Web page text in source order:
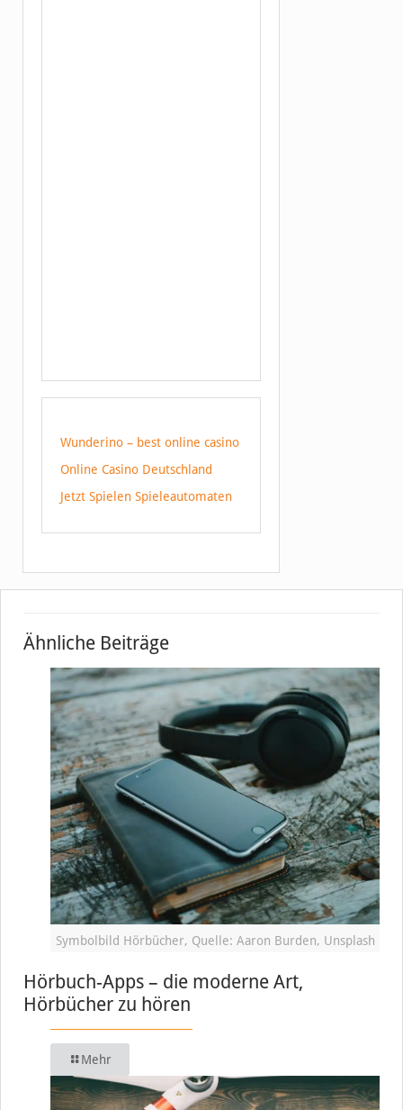
Wunderino – best online casino
Online Casino Deutschland
Jetzt Spielen Spieleautomaten
Ähnliche Beiträge
Symbolbild Hörbücher, Quelle: Aaron Burden, Unsplash
Hörbuch-Apps – die moderne Art,
Hörbücher zu hören
Mehr